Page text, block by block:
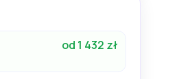
od 1 432 zł